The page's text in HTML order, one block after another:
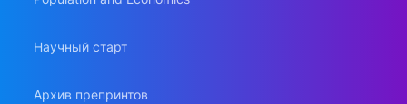
Научный старт
Архив препринтов